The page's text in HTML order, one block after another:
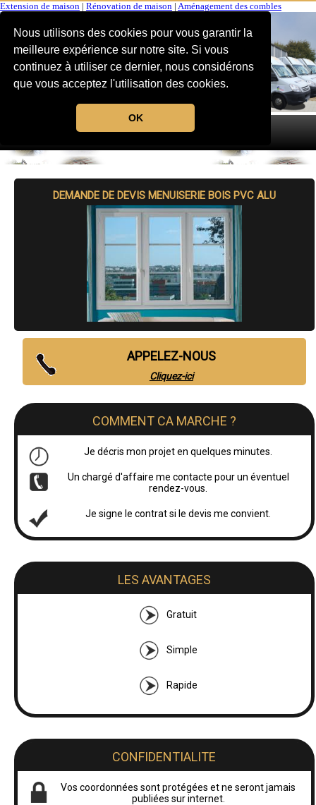
Nous utilisons des cookies pour vous garantir la
meilleure expérience sur notre site. Si vous
continuez à utiliser ce dernier, nous considérons
que vous acceptez l'utilisation des cookies.
OK
Extension de maison Rénovation de maison Aménagement des combles
MENU
DEMANDE DE DEVIS MENUISERIE BOIS PVC ALU
APPELEZ-NOUS
Cliquez-ici
COMMENT CA MARCHE ?
Je décris mon projet en quelques minutes.
Un chargé d'affaire me contacte pour un éventuel
rendez-vous.
Je signe le contrat si le devis me convient.
LES AVANTAGES
Gratuit
Simple
Rapide
CONFIDENTIALITE
Vos coordonnées sont protégées et ne seront jamais
publiées sur internet.